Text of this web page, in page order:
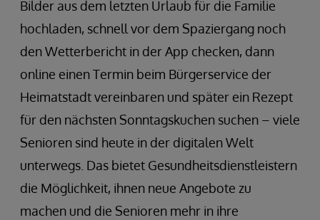
Bilder aus dem letzten Urlaub für die Familie
hochladen, schnell vor dem Spaziergang noch
den Wetterbericht in der App checken, dann
online einen Termin beim Bürgerservice der
Heimatstadt vereinbaren und später ein Rezept
für den nächsten Sonntagskuchen suchen – viele
Senioren sind heute in der digitalen Welt
unterwegs. Das bietet Gesundheitsdienstleistern
die Möglichkeit, ihnen neue Angebote zu
machen und die Senioren mehr in ihre